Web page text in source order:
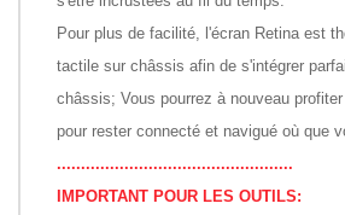
Pour plus de facilité, l'écran Retina est
tactile sur châssis afin de s'intégrer
châssis; Vous pourrez à nouveau
pour rester connecté et navigué où que
.................................................
IMPORTANT POUR LES OUTILS: